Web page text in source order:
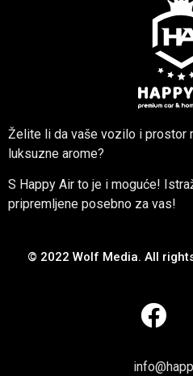
Želite li da vaše vozilo i prostor
luksuzne arome?
S Happy Air to je i moguće!
pripremljene posebno za vas!
© 2022 Wolf Media. All